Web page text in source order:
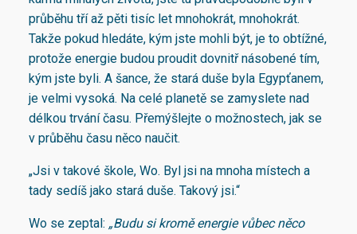
průběhu tří až pěti tisíc let mnohokrát, mnohokrát.
Takže pokud hledáte, kým jste mohli být, je to obtížné,
protože energie budou proudit dovnitř násobené tím,
kým jste byli. A šance, že stará duše byla Egypťanem,
je velmi vysoká. Na celé planetě se zamyslete nad
délkou trvání času. Přemýšlejte o možnostech, jak se
v průběhu času něco naučit.
„Jsi v takové škole, Wo. Byl jsi na mnoha místech a
tady sedíš jako stará duše. Takový jsi.“
Wo se zeptal: „Budu si kromě energie vůbec něco